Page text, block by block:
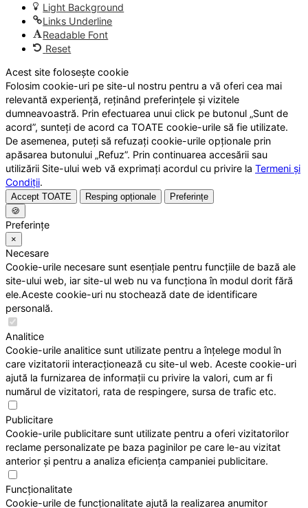
Light Background
Links Underline
Readable Font
Reset
Acest site folosește cookie
Folosim cookie-uri pe site-ul nostru pentru a vă oferi cea mai
relevantă experiență, reținând preferințele și vizitele
dumneavoastră. Prin efectuarea unui click pe butonul „Sunt de
acord”, sunteți de acord ca TOATE cookie-urile să fie utilizate.
De asemenea, puteți să refuzați cookie-urile opționale prin
apăsarea butonului „Refuz”. Prin continuarea accesării sau
utilizării Site-ului web vă exprimați acordul cu privire la Termeni și
Condiții.
Accept TOATE Resping opționale
Preferințe
🍪
Preferințe
×
Necesare
Cookie-urile necesare sunt esențiale pentru funcțiile de bază ale
site-ului web, iar site-ul web nu va funcționa în modul dorit fără
ele.Aceste cookie-uri nu stochează date de identificare
personală.
Analitice
Cookie-urile analitice sunt utilizate pentru a înțelege modul în
care vizitatorii interacționează cu site-ul web. Aceste cookie-uri
ajută la furnizarea de informații cu privire la valori, cum ar fi
numărul de vizitatori, rata de respingere, sursa de trafic etc.
Publicitare
Cookie-urile publicitare sunt utilizate pentru a oferi vizitatorilor
reclame personalizate pe baza paginilor pe care le-au vizitat
anterior și pentru a analiza eficiența campaniei publicitare.
Funcționalitate
Cookie-urile de funcționalitate ajută la realizarea anumitor